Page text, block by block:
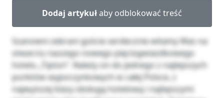
Dodaj artykułaby odblokować treść
Szanowni zebrani goście serdecznie witamy Was na
otwarciu naszego nowego pięciogwiazdkowego
hotelu „Tipton”. Należy on do jednego z najlepszych
punktów wypoczynkowych w całej Polsce, z
najwyższej klasy obsługą hotelową i najlepszymi